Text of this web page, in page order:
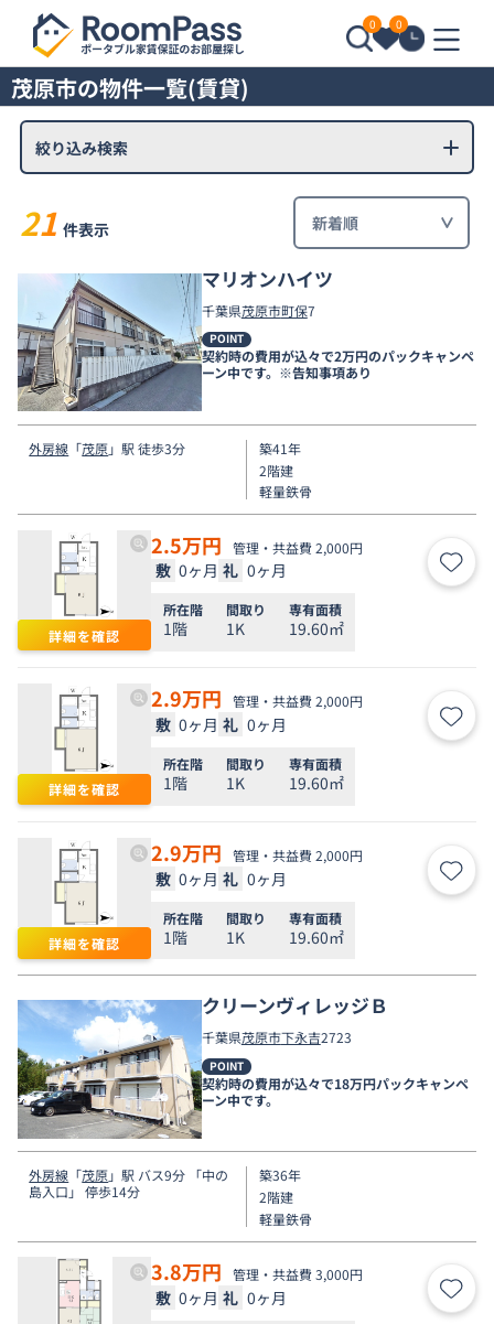
0 0
茂原市の物件一覧(賃貸)
絞り込み検索
21 件表示
マリオンハイツ
千葉県茂原市町保7
POINT
契約時の費用が込々で2万円のパックキャンペ
ーン中です。※告知事項あり
外房線 「茂原」駅 徒歩3分
築41年
2階建
軽量鉄骨
詳細を確認
2.5万円 管理・共益費 2,000円
敷 0ヶ月 礼 0ヶ月 お気
所在階
1階
間取り
1K
専有面積
19.60㎡
詳細を確認
2.9万円 管理・共益費 2,000円
敷 0ヶ月 礼 0ヶ月 お気
所在階
1階
間取り
1K
専有面積
19.60㎡
詳細を確認
2.9万円 管理・共益費 2,000円
敷 0ヶ月 礼 0ヶ月 お気
所在階
1階
間取り
1K
専有面積
19.60㎡
クリーンヴィレッジＢ
千葉県茂原市下永吉2723
POINT
契約時の費用が込々で18万円パックキャンペ
ーン中です。
外房線 「茂原」駅 バス9分 「中の
島入口」 停歩14分
築36年
2階建
軽量鉄骨
3.8万円 管理・共益費 3,000円
敷 0ヶ月 礼 0ヶ月 お気